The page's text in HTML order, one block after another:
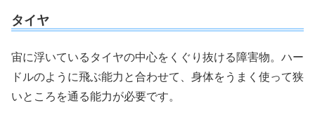
タイヤ
宙に浮いているタイヤの中心をくぐり抜ける障害物。ハー
ドルのように飛ぶ能力と合わせて、身体をうまく使って狭
いところを通る能力が必要です。